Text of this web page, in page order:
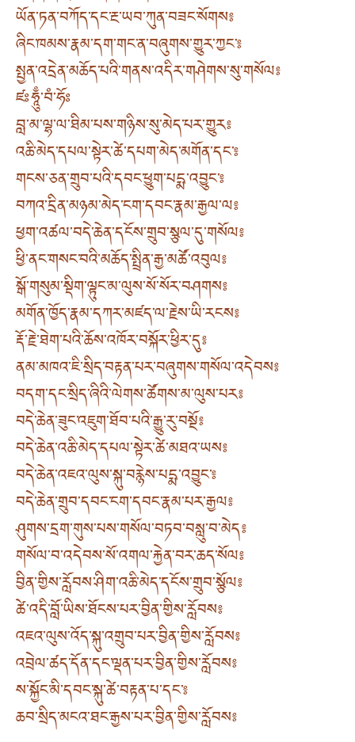
ཡོན་ཏན་བཀོད་དང་རྔ་ཡབ་ཀུན་བཟང་སོགས༔
ཞིང་ཁམས་རྣམ་དག་གང་ན་བཞུགས་གྱུར་ཀྱང་༔
སྤྱན་འདྲེན་མཆོད་པའི་གནས་འདིར་གཤེགས་སུ་གསོལ༔
ཛཿཧཱུྃ་བཾ་ཧོཿ
བླ་མ་ལྷ་ལ་ཐིམ་པས་གཉིས་སུ་མེད་པར་གྱུར༔
འཆི་མེད་དཔལ་སྟེར་ཚེ་དཔག་མེད་མགོན་དང་༔
གངས་ཅན་གྲུབ་པའི་དབང་ཕྱུག་པདྨ་འབྱུང་༔
བཀའ་དྲིན་མཉམ་མེད་ངག་དབང་རྣམ་རྒྱལ་ལ༔
ཕྱག་འཚལ་བདེ་ཆེན་དངོས་གྲུབ་སྩལ་དུ་གསོལ༔
ཕྱི་ནང་གསང་བའི་མཆོད་སྤྲིན་རྒྱ་མཚོ་འབུལ༔
སྒོ་གསུམ་སྡིག་ལྟུང་མ་ལུས་སོ་སོར་བཤགས༔
མགོན་ཁྱོད་རྣམ་དཀར་མཛད་ལ་རྗེས་ཡི་རངས༔
རྡོ་རྗེ་ཐེག་པའི་ཆོས་འཁོར་བསྐོར་ཕྱིར་དུ༔
ནམ་མཁའ་ཇི་སྲིད་བརྟན་པར་བཞུགས་གསོལ་འདེབས༔
བདག་དང་སྲིད་ཞིའི་ལེགས་ཚོགས་མ་ལུས་པར༔
བདེ་ཆེན་ཟུང་འཇུག་ཐོབ་པའི་རྒྱུ་རུ་བསྔོ༔
བདེ་ཆེན་འཆི་མེད་དཔལ་སྟེར་ཚེ་མཐའ་ཡས༔
བདེ་ཆེན་འཇའ་ལུས་སྐུ་བརྙེས་པདྨ་འབྱུང་༔
བདེ་ཆེན་གྲུབ་དབང་ངག་དབང་རྣམ་པར་རྒྱལ༔
ཤུགས་དྲག་གུས་པས་གསོལ་བཏབ་བསླུ་བ་མེད༔
གསོལ་བ་འདེབས་སོ་འགལ་རྐྱེན་བར་ཆད་སོལ༔
བྱིན་གྱིས་རློབས་ཤིག་འཆི་མེད་དངོས་གྲུབ་སྩོལ༔
ཚེ་འདི་བློ་ཡིས་ཐོངས་པར་བྱིན་གྱིས་རློབས༔
འཇའ་ལུས་འོད་སྐུ་འགྲུབ་པར་བྱིན་གྱིས་རློབས༔
འབྲེལ་ཚད་དོན་དང་ལྡན་པར་བྱིན་གྱིས་རློབས༔
ས་སྐྱོང་མི་དབང་སྐུ་ཚེ་བརྟན་པ་དང་༔
ཆབ་སྲིད་མངའ་ཐང་རྒྱས་པར་བྱིན་གྱིས་རློབས༔